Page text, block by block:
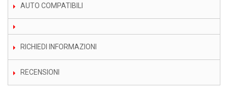
AUTO COMPATIBILI
RICHIEDI INFORMAZIONI
RECENSIONI